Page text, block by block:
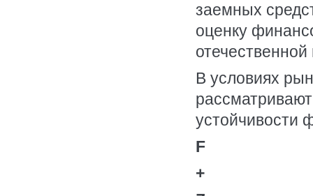
заемных
оценку
В условиях
устойчивости
F
+